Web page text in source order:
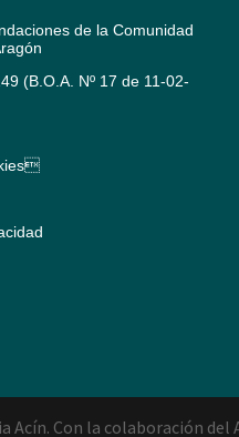
de la Comunidad
(B.O.A. Nº 17 de 11-02-
Acín. Con la colaboración